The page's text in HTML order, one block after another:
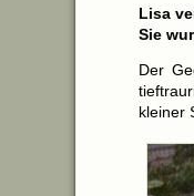
Lisa
Sie
Der
kleiner